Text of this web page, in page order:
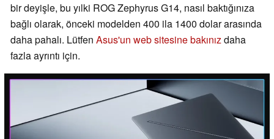
bir deyişle, bu yılki ROG Zephyrus G14, nasıl baktığınıza
bağlı olarak, önceki modelden 400 ila 1400 dolar arasında
daha pahalı. Lütfen Asus'un web sitesine bakınızdaha
fazla ayrıntı için.